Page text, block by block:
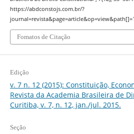
https://abdconstojs.com.br/?
Fomatos de Citação
Edição
v. 7 n. 12 (2015): Constituição,
Revista da Academia Brasileira de
Curitiba, v. 7, n. 12, jan./jul. 2015.
Seção